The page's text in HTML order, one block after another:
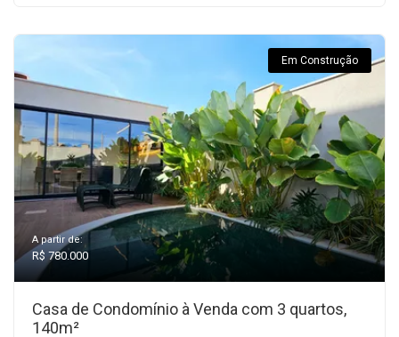
Em Construção
A partir de:
R$ 780.000
Casa de Condomínio à Venda com 3 quartos,
140m²